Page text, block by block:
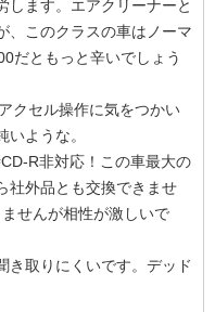
します。エアクリーナーと
、このクラスの車はノーマ
だともっと辛いでしょう
クセル操作に気をつかい
ような。
R非対応！この車最大の
社外品とも交換できませ
せんが相性が激しいで
き取りにくいです。デッド